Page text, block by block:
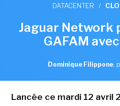
DATACENTER /
Jaguar Network
GAFAM
Dominique Filippone,
Lancée ce mardi 12 avril